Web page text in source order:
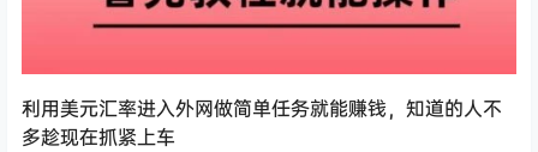
利用美元汇率进入外网做简单任务就能赚钱，知道的人不
多趁现在抓紧上车